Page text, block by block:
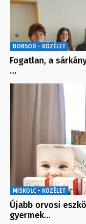
BORSOD - KÖZÉLET
Fogatlan, a
…
MISKOLC - KÖZÉLET
Újabb orvosi
gyermek…